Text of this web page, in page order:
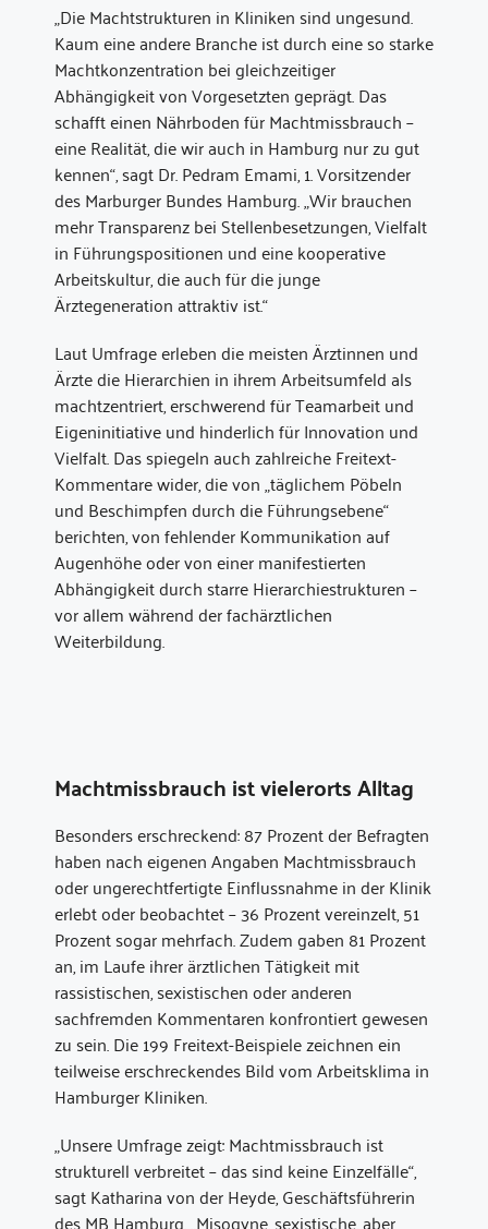
„Die Machtstrukturen in Kliniken sind ungesund.
Kaum eine andere Branche ist durch eine so starke
Machtkonzentration bei gleichzeitiger
Abhängigkeit von Vorgesetzten geprägt. Das
schafft einen Nährboden für Machtmissbrauch –
eine Realität, die wir auch in Hamburg nur zu gut
kennen“, sagt Dr. Pedram Emami, 1. Vorsitzender
des Marburger Bundes Hamburg. „Wir brauchen
mehr Transparenz bei Stellenbesetzungen, Vielfalt
in Führungspositionen und eine kooperative
Arbeitskultur, die auch für die junge
Ärztegeneration attraktiv ist.“
Laut Umfrage erleben die meisten Ärztinnen und
Ärzte die Hierarchien in ihrem Arbeitsumfeld als
machtzentriert, erschwerend für Teamarbeit und
Eigeninitiative und hinderlich für Innovation und
Vielfalt. Das spiegeln auch zahlreiche Freitext-
Kommentare wider, die von „täglichem Pöbeln
und Beschimpfen durch die Führungsebene“
berichten, von fehlender Kommunikation auf
Augenhöhe oder von einer manifestierten
Abhängigkeit durch starre Hierarchiestrukturen –
vor allem während der fachärztlichen
Weiterbildung.
Machtmissbrauch ist vielerorts Alltag
Besonders erschreckend: 87 Prozent der Befragten
haben nach eigenen Angaben Machtmissbrauch
oder ungerechtfertigte Einflussnahme in der Klinik
erlebt oder beobachtet – 36 Prozent vereinzelt, 51
Prozent sogar mehrfach. Zudem gaben 81 Prozent
an, im Laufe ihrer ärztlichen Tätigkeit mit
rassistischen, sexistischen oder anderen
sachfremden Kommentaren konfrontiert gewesen
zu sein. Die 199 Freitext-Beispiele zeichnen ein
teilweise erschreckendes Bild vom Arbeitsklima in
Hamburger Kliniken.
„Unsere Umfrage zeigt: Machtmissbrauch ist
strukturell verbreitet – das sind keine Einzelfälle“,
sagt Katharina von der Heyde, Geschäftsführerin